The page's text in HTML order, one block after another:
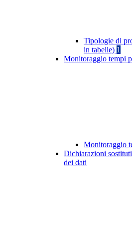
Tipologie di
in tabelle) 1
Monitoraggio tempi
Monitoraggio
Dichiarazioni
dei dati